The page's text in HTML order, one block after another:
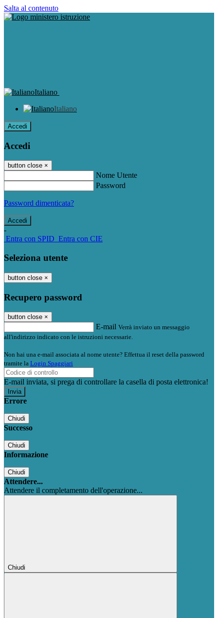
Salta al contenuto
Italiano
Italiano
Accedi
Accedi
button close ×
Nome Utente
Password
Password dimenticata?
-
Entra con SPID Entra con CIE
Seleziona utente
button close ×
Recupero password
button close ×
E-mail Verrà inviato un messaggio
all'indirizzo indicato con le istruzioni necessarie.
Non hai una e-mail associata al nome utente? Effettua il reset della password
tramite la Login Spaggiari
E-mail inviata, si prega di controllare la casella di posta elettronica!
Errore
Chiudi
Successo
Chiudi
Informazione
Chiudi
Attendere...
Attendere il completamento dell'operazione...
Chiudi